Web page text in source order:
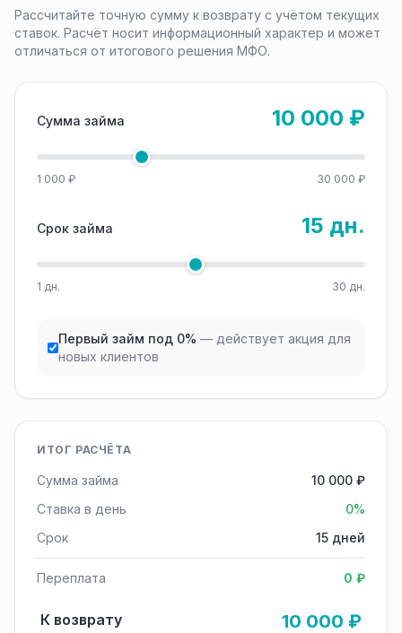
Рассчитайте точную сумму к возврату с учётом текущих
ставок. Расчёт носит информационный характер и может
отличаться от итогового решения МФО.
Сумма займа 10 000 ₽
1 000 ₽ 30 000 ₽
Срок займа 15 дн.
1 дн. 30 дн.
Первый займ под 0% — действует акция для
новых клиентов
ИТОГ РАСЧЁТА
Сумма займа
10 000 ₽
Ставка в день
0%
Срок
15 дней
Переплата 0 ₽
К возврату 10 000 ₽